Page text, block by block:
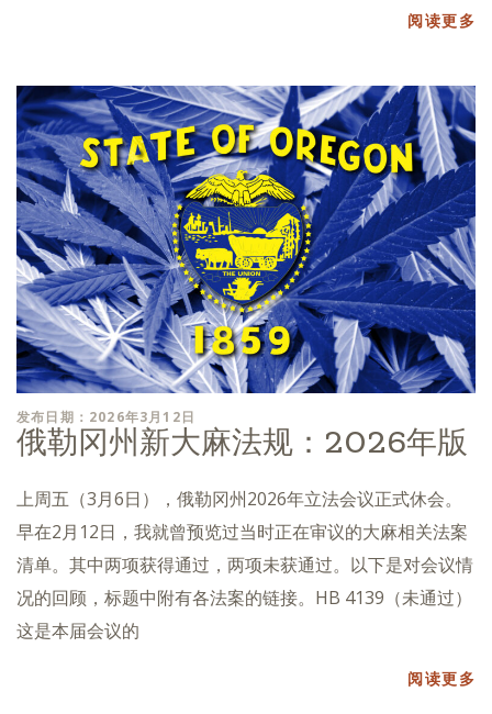
阅读更多
发布日期：2026年3月12日
俄勒冈州新大麻法规：2026年版
上周五（3月6日），俄勒冈州2026年立法会议正式休会。
早在2月12日，我就曾预览过当时正在审议的大麻相关法案
清单。其中两项获得通过，两项未获通过。以下是对会议情
况的回顾，标题中附有各法案的链接。HB 4139（未通过）
这是本届会议的
阅读更多